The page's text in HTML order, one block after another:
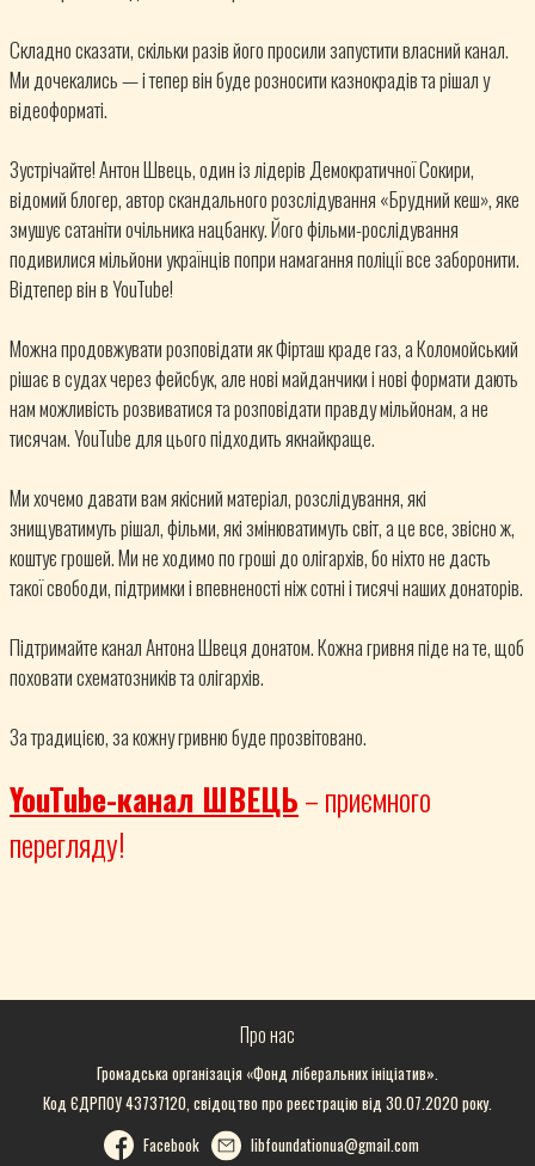
Складно сказати, скільки разів його просили запустити власний канал.
Ми дочекались — і тепер він буде розносити казнокрадів та рішал у
відеоформаті.
Зустрічайте! Антон Швець, один із лідерів Демократичної Сокири,
відомий блогер, автор скандального розслідування «Брудний кеш», яке
змушує сатаніти очільника нацбанку. Його фільми-рослідування
подивилися мільйони українців попри намагання поліції все заборонити.
Відтепер він в YouTube!
Можна продовжувати розповідати як Фірташ краде газ, а Коломойський
рішає в судах через фейсбук, але нові майданчики і нові формати дають
нам можливість розвиватися та розповідати правду мільйонам, а не
тисячам. YouTube для цього підходить якнайкраще.
Ми хочемо давати вам якісний матеріал, розслідування, які
знищуватимуть рішал, фільми, які змінюватимуть світ, а це все, звісно ж,
коштує грошей. Ми не ходимо по гроші до олігархів, бо ніхто не дасть
такої свободи, підтримки і впевненості ніж сотні і тисячі наших донаторів.
Підтримайте канал Антона Швеця донатом. Кожна гривня піде на те, щоб
поховати схематозників та олігархів.
За традицією, за кожну гривню буде прозвітовано.
YouTube-канал ШВЕЦЬ– приємного
перегляду!
Про нас
Громадська організація «Фонд ліберальних ініціатив».
Код ЄДРПОУ 43737120, свідоцтво про реєстрацію від 30.07.2020 року.
Facebook
libfoundationua@gmail.com